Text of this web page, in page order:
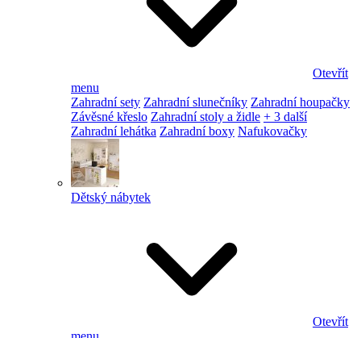
Otevřít
menu
Zahradní sety Zahradní slunečníky Zahradní houpačky
Závěsné křeslo Zahradní stoly a židle + 3 další
Zahradní lehátka Zahradní boxy Nafukovačky
Dětský nábytek
Otevřít